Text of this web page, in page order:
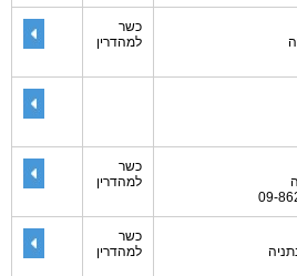
כשר
למהדרין
כשר
למהדרין
כשר
למהדרין